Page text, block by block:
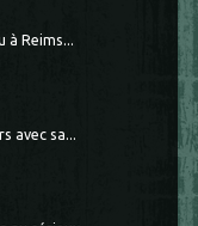
à Reims...
avec sa...